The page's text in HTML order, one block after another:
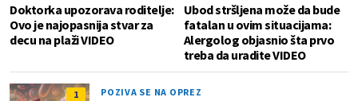
Doktorka upozorava roditelje:
Ovo je najopasnija stvar za
decu na plaži VIDEO
Ubod stršljena može da bude
fatalan u ovim situacijama:
Alergolog objasnio šta prvo
treba da uradite VIDEO
1 POZIVA SE NA OPREZ